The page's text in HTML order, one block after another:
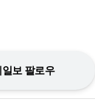
보 팔로우